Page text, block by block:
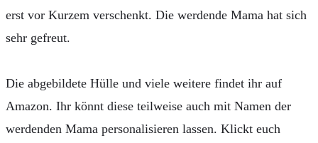
erst vor Kurzem verschenkt. Die werdende Mama hat sich
sehr gefreut.
Die abgebildete Hülle und viele weitere findet ihr auf
Amazon. Ihr könnt diese teilweise auch mit Namen der
werdenden Mama personalisieren lassen. Klickt euch